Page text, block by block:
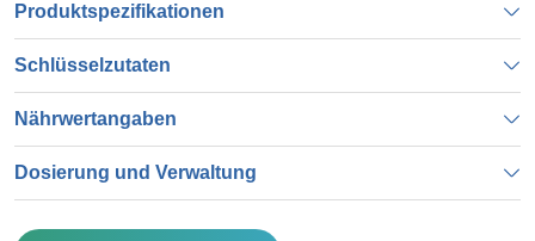
Produktspezifikationen
Schlüsselzutaten
Nährwertangaben
Dosierung und Verwaltung